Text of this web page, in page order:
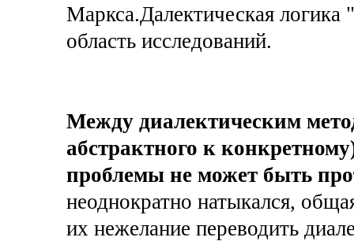
Маркса.Далектическая
область исследований.
Между диалектическим
абстрактного к
проблемы не может быть
неоднократно натыкался,
их нежелание переводить